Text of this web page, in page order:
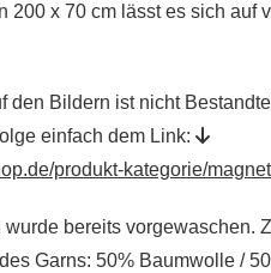
200 x 70 cm lässt es sich
den Bildern ist nicht
einfach dem Link:
produkt-kategorie/
wurde bereits vorgewaschen.
Garns: 50% Baumwolle /